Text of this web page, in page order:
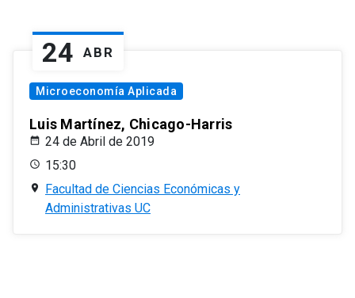
24 ABR
Microeconomía Aplicada
Luis Martínez, Chicago-Harris
24 de Abril de 2019
15:30
Facultad de Ciencias Económicas y
Administrativas UC